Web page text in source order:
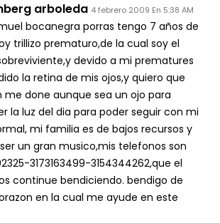
arboleda 4 febrero 2009 En 5:38 AM
bocanegra porras tengo 7 años de
trillizo prematuro,de la cual soy el
devido a mi prematures
la retina de mis ojos,y quiero que
me done aunque sea un ojo para
la luz del dia para poder seguir con mi
mi familia es de bajos recursos y
un gran musico,mis telefonos son
3173163499-3154344262,que el
continue bendiciendo. bendigo de
en la cual me ayude en este